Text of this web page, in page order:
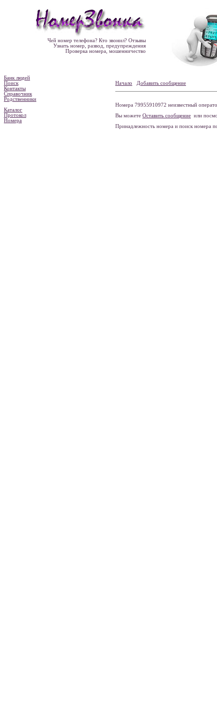
Чей номер телефона? Кто звонил? Отзывы
Узнать номер, развод, предупреждения
Проверка номера, мошенничество
Банк людей
Поиск
Контакты
Справочник
Родственники
Каталог
Протокол
Номера
Начало Добавить сообщение
Номера 79955910972 неизвестный
Вы можете Оставить сообщение или
Принадлежность номера и поиск номера